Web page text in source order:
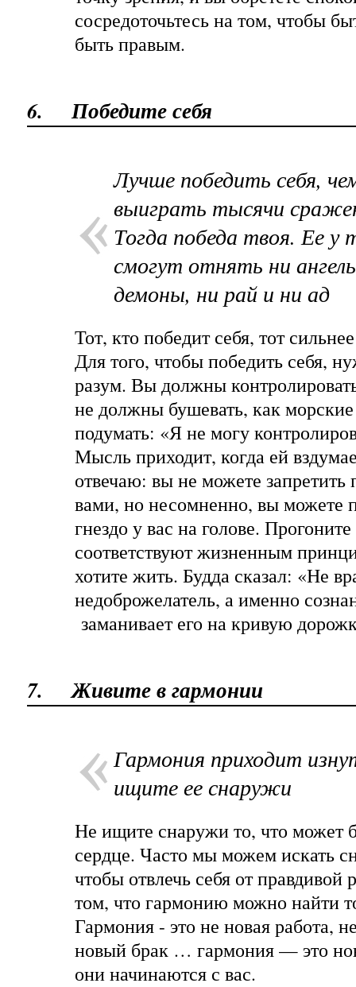
сосредоточьтесь на том, чтобы
быть правым.
6. Победите себя
Лучше победить себя,
выиграть тысячи
Тогда победа твоя. Ее у
смогут отнять ни
демоны, ни рай и ни ад
Тот, кто победит себя, тот
Для того, чтобы победить себя,
разум. Вы должны
не должны бушевать, как
подумать: «Я не могу
Мысль приходит, когда ей
отвечаю: вы не можете запретить
вами, но несомненно, вы можете
гнездо у вас на голове.
соответствуют жизненным
хотите жить. Будда сказал: «Не
недоброжелатель, а именно
заманивает его на кривую
7. Живите в гармонии
Гармония приходит
ищите ее снаружи
Не ищите снаружи то, что может
сердце. Часто мы можем искать
чтобы отвлечь себя от правдивой
том, что гармонию можно найти
Гармония - это не новая работа,
новый брак … гармония — это
они начинаются с вас.